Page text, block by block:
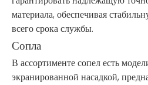
материала, обеспечивая
всего срока службы.
Сопла
В ассортименте сопел есть
экранированной насадкой,